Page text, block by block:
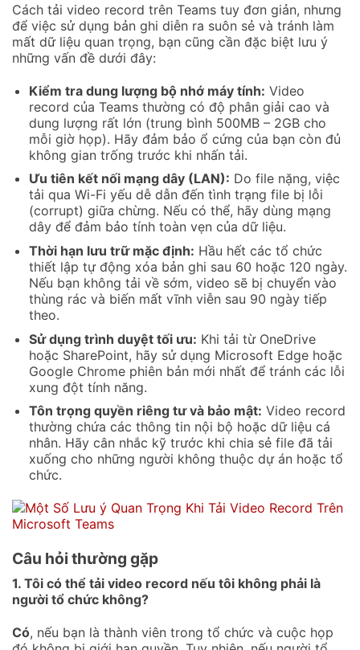
Cách tải video record trên Teams tuy đơn giản, nhưng
để việc sử dụng bản ghi diễn ra suôn sẻ và tránh làm
mất dữ liệu quan trọng, bạn cũng cần đặc biệt lưu ý
những vấn đề dưới đây:
Kiểm tra dung lượng bộ nhớ máy tính: Video
record của Teams thường có độ phân giải cao và
dung lượng rất lớn (trung bình 500MB – 2GB cho
mỗi giờ họp). Hãy đảm bảo ổ cứng của bạn còn đủ
không gian trống trước khi nhấn tải.
Ưu tiên kết nối mạng dây (LAN): Do file nặng, việc
tải qua Wi-Fi yếu dễ dẫn đến tình trạng file bị lỗi
(corrupt) giữa chừng. Nếu có thể, hãy dùng mạng
dây để đảm bảo tính toàn vẹn của dữ liệu.
Thời hạn lưu trữ mặc định: Hầu hết các tổ chức
thiết lập tự động xóa bản ghi sau 60 hoặc 120 ngày.
Nếu bạn không tải về sớm, video sẽ bị chuyển vào
thùng rác và biến mất vĩnh viễn sau 90 ngày tiếp
theo.
Sử dụng trình duyệt tối ưu: Khi tải từ OneDrive
hoặc SharePoint, hãy sử dụng Microsoft Edge hoặc
Google Chrome phiên bản mới nhất để tránh các lỗi
xung đột tính năng.
Tôn trọng quyền riêng tư và bảo mật: Video record
thường chứa các thông tin nội bộ hoặc dữ liệu cá
nhân. Hãy cân nhắc kỹ trước khi chia sẻ file đã tải
xuống cho những người không thuộc dự án hoặc tổ
chức.
Câu hỏi thường gặp
1. Tôi có thể tải video record nếu tôi không phải là
người tổ chức không?
Có, nếu bạn là thành viên trong tổ chức và cuộc họp